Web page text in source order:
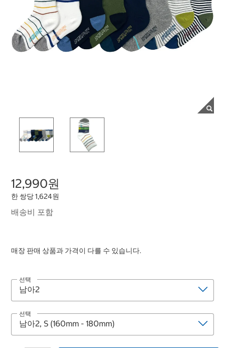
12,990원
한 쌍당 1,624원
배송비 포함
매장 판매 상품과 가격이 다를 수 있습니다.
선택
선택